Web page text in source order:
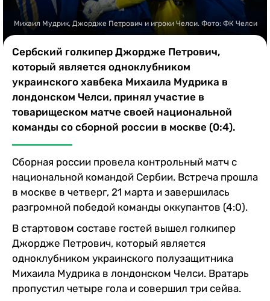
Михаил Мудрик, Джордже Петрович и игроки Челси. Фото: ФК Челси
Сербский голкипер Джордже Петрович,
который является одноклубником
украинского хавбека Михаила Мудрика в
лондонском Челси, принял участие в
товарищеском матче своей национальной
команды со сборной россии в москве (0:4).
Сборная россии провела контрольный матч с
национальной командой Сербии. Встреча прошла
в москве в четверг, 21 марта и завершилась
разгромной победой команды оккупантов (4:0).
В стартовом составе гостей вышел голкипер
Джордже Петрович, который является
одноклубником украинского полузащитника
Михаила Мудрика в лондонском Челси. Вратарь
пропустил четыре гола и совершил три сейва.